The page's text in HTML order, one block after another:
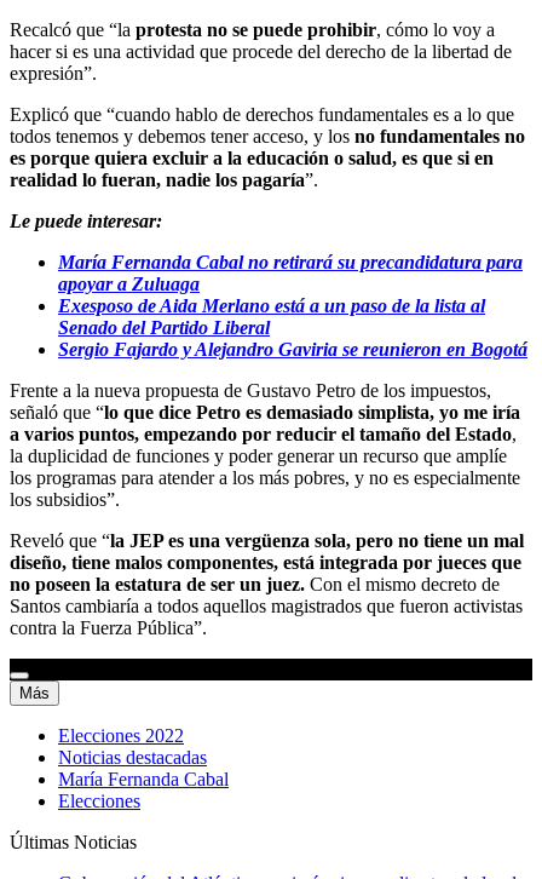
Recalcó que “la protesta no se puede prohibir, cómo lo voy a
hacer si es una actividad que procede del derecho de la libertad de
expresión”.
Explicó que “cuando hablo de derechos fundamentales es a lo que
todos tenemos y debemos tener acceso, y los no fundamentales no
es porque quiera excluir a la educación o salud, es que si en
realidad lo fueran, nadie los pagaría”.
Le puede interesar:
María Fernanda Cabal no retirará su precandidatura para
apoyar a Zuluaga
Exesposo de Aida Merlano está a un paso de la lista al
Senado del Partido Liberal
Sergio Fajardo y Alejandro Gaviria se reunieron en Bogotá
Frente a la nueva propuesta de Gustavo Petro de los impuestos,
señaló que “lo que dice Petro es demasiado simplista, yo me iría
a varios puntos, empezando por reducir el tamaño del Estado,
la duplicidad de funciones y poder generar un recurso que amplíe
los programas para atender a los más pobres, y no es especialmente
los subsidios”.
Reveló que “la JEP es una vergüenza sola, pero no tiene un mal
diseño, tiene malos componentes, está integrada por jueces que
no poseen la estatura de ser un juez. Con el mismo decreto de
Santos cambiaría a todos aquellos magistrados que fueron activistas
contra la Fuerza Pública”.
Más
Elecciones 2022
Noticias destacadas
María Fernanda Cabal
Elecciones
Últimas Noticias